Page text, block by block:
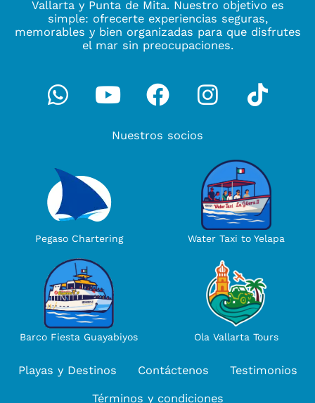
Vallarta y Punta de Mita. Nuestro objetivo es
simple: ofrecerte experiencias seguras,
memorables y bien organizadas para que disfrutes
el mar sin preocupaciones.
Whatsapp
YoutubeFacebook
Nuestros socios
Pegaso Chartering Water Taxi to Yelapa
Barco Fiesta Guayabiyos Ola Vallarta Tours
Playas y Destinos Contáctenos Testimonios
Términos y condiciones